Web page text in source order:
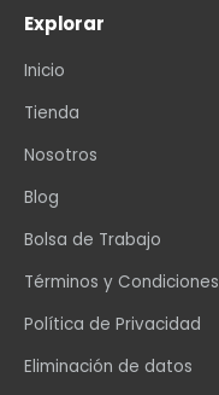
Explorar
Inicio
Tienda
Nosotros
Blog
Bolsa de Trabajo
Términos y Condiciones
Política de Privacidad
Eliminación de datos